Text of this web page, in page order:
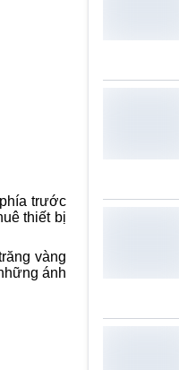
trước
thiết bị
vàng
ánh